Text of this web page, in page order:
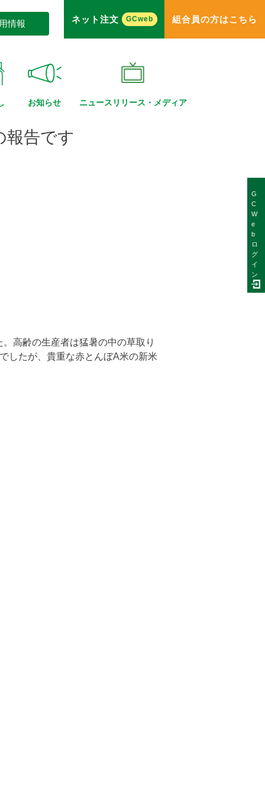
情報
お知らせ ニュースリリース・ メディア
ネット注文 GCweb 組合員の方はこちら
G
C
W
e
b
ロ
グ
イ
ン
告です
高齢の生産者は猛暑の中の草取り
したが、貴重な赤とんぼA米の新米